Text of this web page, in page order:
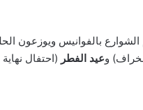
بالفوانيس ويوزعون
وعيد الفطر (احتفال